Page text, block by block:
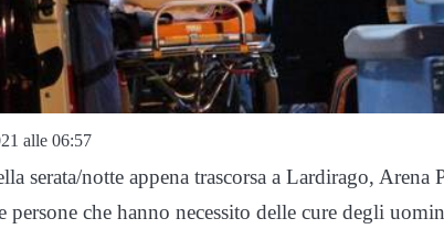
alle 06:57
serata/notte appena trascorsa a Lardirago,
persone che hanno necessito delle cure degli